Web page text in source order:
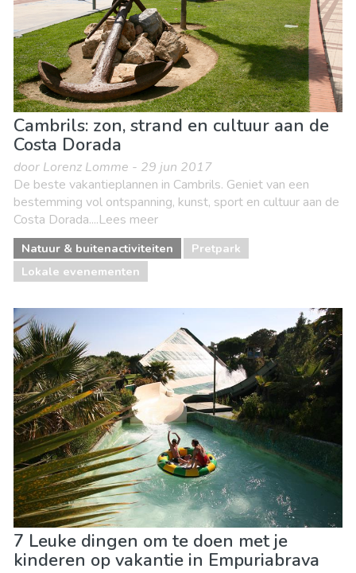
Cambrils: zon, strand en cultuur aan de
Costa Dorada
door Lorenz Lomme - 29 jun 2017
De beste vakantieplannen in Cambrils. Geniet van een
bestemming vol ontspanning, kunst, sport en cultuur aan de
Costa Dorada....Lees meer
Natuur & buitenactiviteiten
Pretpark
Lokale evenementen
7 Leuke dingen om te doen met je
kinderen op vakantie in Empuriabrava